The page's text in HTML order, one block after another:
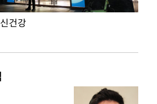
건강